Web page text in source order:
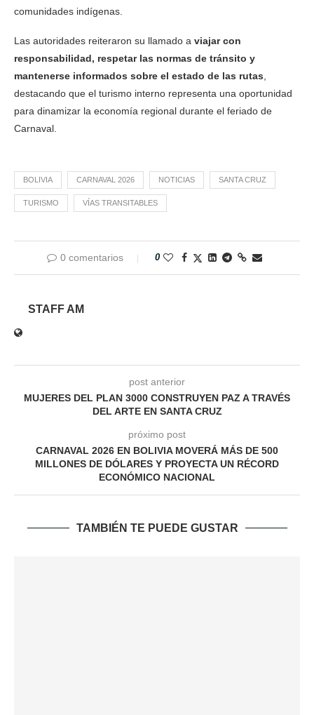
comunidades indígenas.
Las autoridades reiteraron su llamado a viajar con
responsabilidad, respetar las normas de tránsito y
mantenerse informados sobre el estado de las rutas
destacando que el turismo interno representa una oportunidad
para dinamizar la economía regional durante el feriado de
Carnaval.
BOLIVIA CARNAVAL 2026 NOTICIAS SANTA CRUZ
TURISMO VÍAS TRANSITABLES
0 comentarios 0
STAFF AM
post anterior
MUJERES DEL PLAN 3000 CONSTRUYEN PAZ A TRAVÉS
DEL ARTE EN SANTA CRUZ
próximo post
CARNAVAL 2026 EN BOLIVIA MOVERÁ MÁS DE 500
MILLONES DE DÓLARES Y PROYECTA UN RÉCORD
ECONÓMICO NACIONAL
TAMBIÉN TE PUEDE GUSTAR